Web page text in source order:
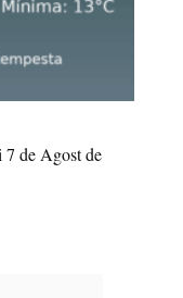
7 de Agost de